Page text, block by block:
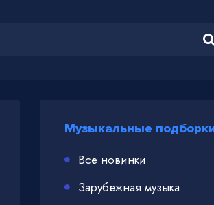
Музыкальные
Все новинки
Зарубежная музыка